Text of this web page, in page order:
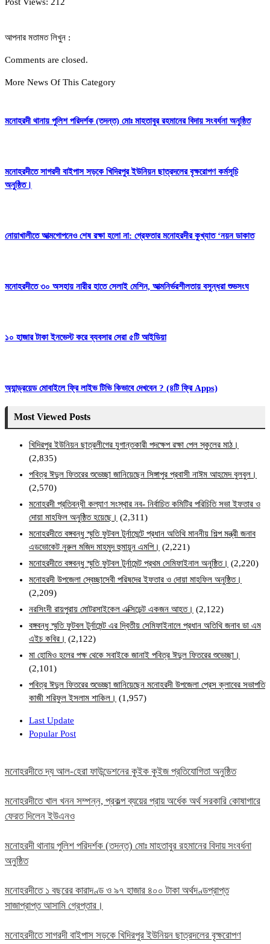
আপনার মতামত লিখুন :
Comments are closed.
More News Of This Category
মনোহরদী থানায় পুলিশ পরিদর্শক (তদন্ত) মোঃ মাহতাবুর রহমানের বিদায় সংবর্ধনা অনুষ্ঠিত
মনোহরদীতে সাগরদী বাইপাস সড়কে খিদিরপুর ইউনিয়ন ছাত্রদলের বৃক্ষরোপণ কর্মসূচি
অনুষ্ঠিত।
নোয়াখালীতে আত্মগোপনেও শেষ রক্ষা হলো না: গ্রেফতার মনোহরদীর কুখ্যাত ‘নয়ন ডাকাত
মনোহরদীতে ৩০ অসহায় নারীর হাতে সেলাই মেশিন, আত্মনির্ভরশীলতায় বসুন্ধরা শুভসংঘ
১০ হাজার টাকা ইনভেস্ট করে ব্যবসার সেরা ৫টি আইডিয়া
অ্যান্ড্রয়েড মোবাইলে ফ্রি লাইভ টিভি কিভাবে দেখবেন ? (৪টি ফ্রি Apps)
Most Viewed Posts
খিদিরপুর ইউনিয়ন ছাত্রলীগের যুগান্তকারী পদক্ষেপ রক্ষা পেল স্কুলের মাঠ।
(2,835)
পবিত্র ঈদুল ফিতরের শুভেচ্ছা জানিয়েছেন সিঙ্গাপুর প্রবাসী নাঈম আহমেদ বুলবুল।
(2,570)
মনোহরদী প্রতিবন্ধী কল্যাণ সংস্থার নব- নির্বাচিত কমিটির পরিচিতি সভা ইফতার ও
দোয়া মাহফিল অনুষ্ঠিত হয়েছে। (2,311)
মনোহরদীতে বঙ্গবন্ধু স্মৃতি ফুটবল টুর্নামেন্টে প্রধান অতিথি মাননীয় শিল্প মন্ত্রী জনাব
এডভোকেট নুরুল মজিদ মাহমুদ হুমায়ূন এমপি। (2,221)
মনোহরদীতে বঙ্গবন্ধু স্মৃতি ফুটবল টুর্নামেন্ট প্রথম সেমিফাইনাল অনুষ্ঠিত। (2,220)
মনোহরদী উপজেলা স্বেচ্ছাসেবী পরিষদের ইফতার ও দোয়া মাহফিল অনুষ্ঠিত।
(2,209)
নরসিংদী রায়পুরায় মোটরসাইকেল এক্সিডেন্ট একজন আহত। (2,122)
বঙ্গবন্ধু স্মৃতি ফুটবল টুর্নামেন্ট এর দ্বিতীয় সেমিফাইনালে প্রধান অতিথি জনাব ডা এম
এইচ কবির। (2,122)
মা হোমিও হলের পক্ষ থেকে সবাইকে জানাই পবিত্র ঈদুল ফিতরের শুভেচ্ছা।
(2,101)
পবিত্র ঈদুল ফিতরের শুভেচ্ছা জানিয়েছেন মনোহরদী উপজেলা প্রেস ক্লাবের সভাপতি
কাজী শরিফুল ইসলাম শাকিল। (1,957)
Last Update
Popular Post
মনোহরদীতে দ্য আল-হেরা ফাউন্ডেশনের কুইক কুইজ প্রতিযোগিতা অনুষ্ঠিত
মনোহরদীতে খাল খনন সম্পন্ন, প্রকল্প ব্যয়ের প্রায় অর্ধেক অর্থ সরকারি কোষাগারে
ফেরত দিলেন ইউএনও
মনোহরদী থানায় পুলিশ পরিদর্শক (তদন্ত) মোঃ মাহতাবুর রহমানের বিদায় সংবর্ধনা
অনুষ্ঠিত
মনোহরদীতে ১ বছরের কারাদণ্ড ও ৯৭ হাজার ৪০০ টাকা অর্থদণ্ডপ্রাপ্ত
সাজাপ্রাপ্ত আসামি গ্রেপ্তার।
মনোহরদীতে সাগরদী বাইপাস সড়কে খিদিরপুর ইউনিয়ন ছাত্রদলের বৃক্ষরোপণ